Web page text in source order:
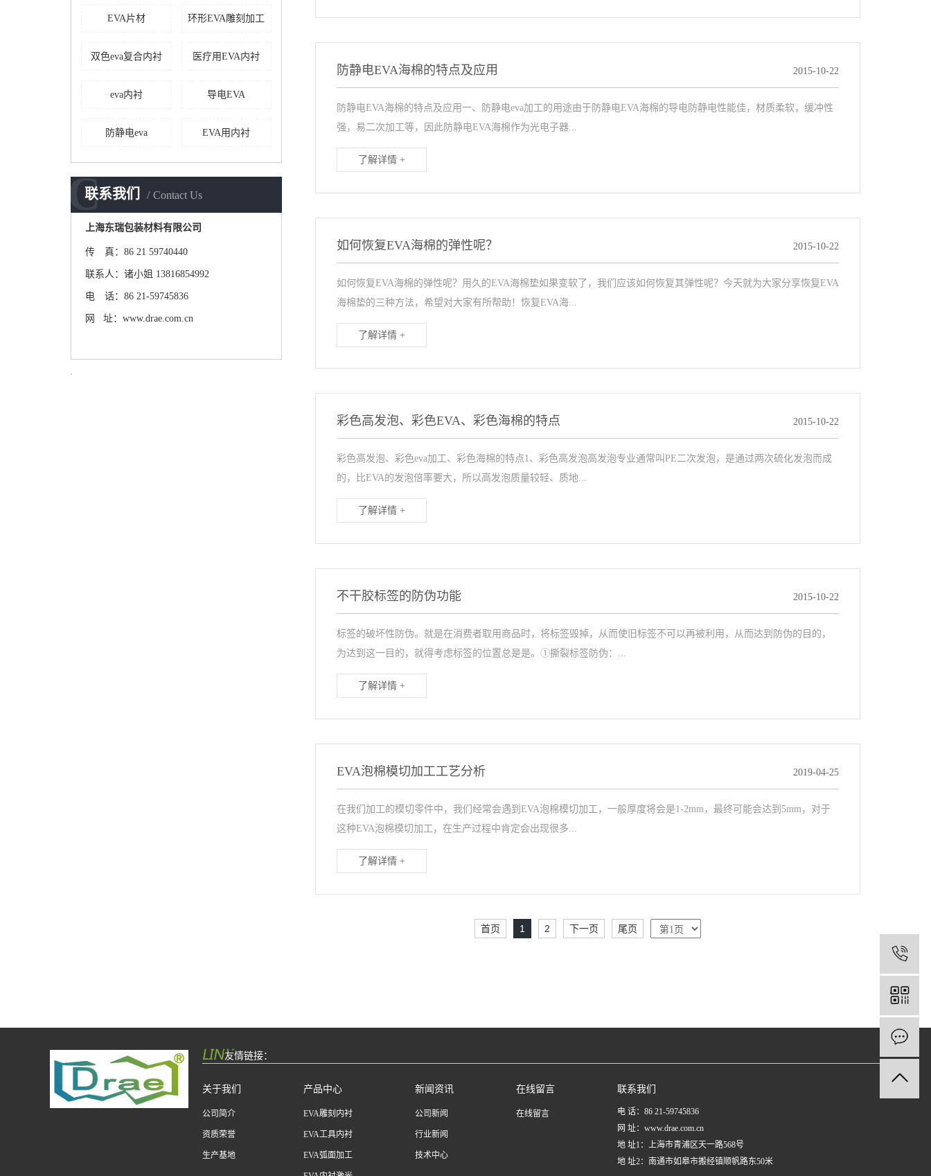
EVA片材 环形EVA雕刻加工
双色eva复合内衬 医疗用EVA内衬
eva内衬 导电EVA
防静电eva EVA用内衬
联系我们 Contact Us
C
上海东瑞包装材料有限公司
传 真：86 21 59740440
联系人：诸小姐 13816854992
电 话：86 21-59745836
网 址：www.drae.com.cn
防静电EVA海棉的特点及应用 2015-10-22
防静电EVA海棉的特点及应用一、防静电eva加工的用途由于防静电EVA海棉的导电防静电性能佳，材质柔软，缓冲性
强，易二次加工等，因此防静电EVA海棉作为光电子器...
了解详情 +
如何恢复EVA海棉的弹性呢？ 2015-10-22
如何恢复EVA海棉的弹性呢？用久的EVA海棉垫如果变软了，我们应该如何恢复其弹性呢？今天就为大家分享恢复EVA
海棉垫的三种方法，希望对大家有所帮助！恢复EVA海...
了解详情 +
彩色高发泡、彩色EVA、彩色海棉的特点 2015-10-22
彩色高发泡、彩色eva加工、彩色海棉的特点1、彩色高发泡高发泡专业通常叫PE二次发泡，是通过两次硫化发泡而成
的，比EVA的发泡倍率要大，所以高发泡质量较轻、质地...
了解详情 +
不干胶标签的防伪功能 2015-10-22
标签的破坏性防伪。就是在消费者取用商品时，将标签毁掉，从而使旧标签不可以再被利用，从而达到防伪的目的，
为达到这一目的，就得考虑标签的位置总是是。①撕裂标签防伪：...
了解详情 +
EVA泡棉模切加工工艺分析 2019-04-25
在我们加工的模切零件中，我们经常会遇到EVA泡棉模切加工，一般厚度将会是1-2mm，最终可能会达到5mm，对于
这种EVA泡棉模切加工，在生产过程中肯定会出现很多...
了解详情 +
首页 1 2 下一页 尾页
友情链接：
关于我们
公司简介
资质荣誉
生产基地
产品中心
EVA雕刻内衬
EVA工具内衬
EVA弧面加工
新闻资讯
公司新闻
行业新闻
技术中心
在线留言
在线留言
联系我们
电 话：86 21-59745836
网 址：www.drae.com.cn
地 址1：上海市青浦区天一路568号
地 址2：南通市如皋市搬经镇顺帆路东50米